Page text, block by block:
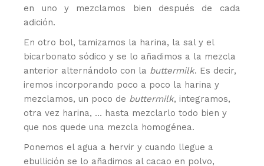
en uno y mezclamos bien después de cada
adición.
En otro bol, tamizamos la harina, la sal y el
bicarbonato sódico y se lo añadimos a la mezcla
anterior alternándolo con la buttermilk. Es decir,
iremos incorporando poco a poco la harina y
mezclamos, un poco de buttermilk, integramos,
otra vez harina, … hasta mezclarlo todo bien y
que nos quede una mezcla homogénea.
Ponemos el agua a hervir y cuando llegue a
ebullición se lo añadimos al cacao en polvo,